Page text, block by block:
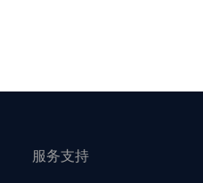
服务支持